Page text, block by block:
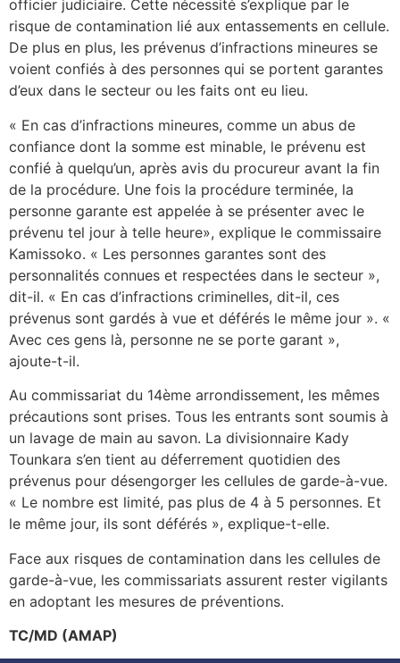
officier judiciaire. Cette nécessité s’explique par le
risque de contamination lié aux entassements en cellule.
De plus en plus, les prévenus d’infractions mineures se
voient confiés à des personnes qui se portent garantes
d’eux dans le secteur ou les faits ont eu lieu.
« En cas d’infractions mineures, comme un abus de
confiance dont la somme est minable, le prévenu est
confié à quelqu’un, après avis du procureur avant la fin
de la procédure. Une fois la procédure terminée, la
personne garante est appelée à se présenter avec le
prévenu tel jour à telle heure», explique le commissaire
Kamissoko. « Les personnes garantes sont des
personnalités connues et respectées dans le secteur »,
dit-il. « En cas d’infractions criminelles, dit-il, ces
prévenus sont gardés à vue et déférés le même jour ». «
Avec ces gens là, personne ne se porte garant »,
ajoute-t-il.
Au commissariat du 14ème arrondissement, les mêmes
précautions sont prises. Tous les entrants sont soumis à
un lavage de main au savon. La divisionnaire Kady
Tounkara s’en tient au déferrement quotidien des
prévenus pour désengorger les cellules de garde-à-vue.
« Le nombre est limité, pas plus de 4 à 5 personnes. Et
le même jour, ils sont déférés », explique-t-elle.
Face aux risques de contamination dans les cellules de
garde-à-vue, les commissariats assurent rester vigilants
en adoptant les mesures de préventions.
TC/MD (AMAP)